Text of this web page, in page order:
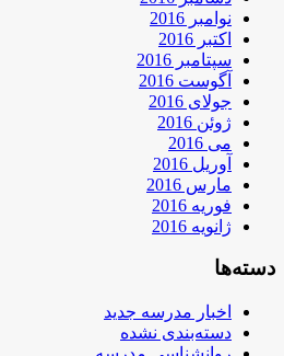
نوامبر 2016
اکتبر 2016
سپتامبر 2016
آگوست 2016
جولای 2016
ژوئن 2016
می 2016
آوریل 2016
مارس 2016
فوریه 2016
ژانویه 2016
دسته‌ها
اخبار مدرسه جدید
دسته‌بندی نشده